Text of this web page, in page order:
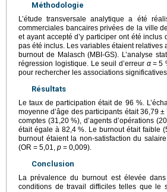
Méthodologie
L’étude transversale analytique a été
commerciales bancaires privées de la ville
et ayant accepté d’y participer ont été
pas été inclus. Les variables étaient
burnout de Malasch (MBI-GS). L’analyse
régression logistique. Le seuil d’erreurα = 5
pour rechercher les associations
Résultats
Le taux de participation était de 96 %.
moyenne d’âge des participants était 36,79 ±
comptes (31,20 %), d’agents d’opérations
était égale à 82,4 %. Le burnout était faible
burnout étaient la non-satisfaction du salaire
(OR = 5,01, p = 0,009).
Conclusion
La prévalence du burnout est élevée
conditions de travail difficiles telles que le